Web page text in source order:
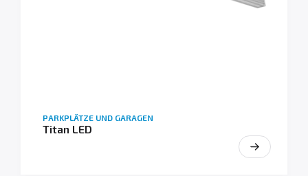
PARKPLÄTZE UND GARAGEN
Titan LED